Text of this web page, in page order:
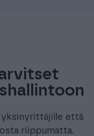
yksinyrittäjille että
riippumatta.